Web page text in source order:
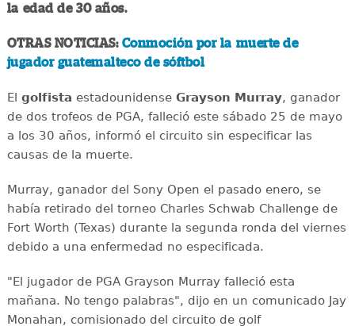
la edad de 30 años.
OTRAS NOTICIAS: Conmoción por la muerte de
jugador guatemalteco de sóftbol
El golfista estadounidense Grayson Murray, ganador
de dos trofeos de PGA, falleció este sábado 25 de mayo
a los 30 años, informó el circuito sin especificar las
causas de la muerte.
Murray, ganador del Sony Open el pasado enero, se
había retirado del torneo Charles Schwab Challenge de
Fort Worth (Texas) durante la segunda ronda del viernes
debido a una enfermedad no especificada.
"El jugador de PGA Grayson Murray falleció esta
mañana. No tengo palabras", dijo en un comunicado Jay
Monahan, comisionado del circuito de golf